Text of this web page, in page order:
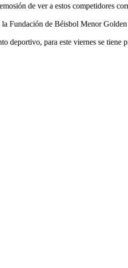
de ver a estos competidores
Fundación de Béisbol Menor
para este viernes se tiene